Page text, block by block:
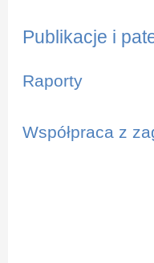
Publikacje i
Raporty
Współpraca z